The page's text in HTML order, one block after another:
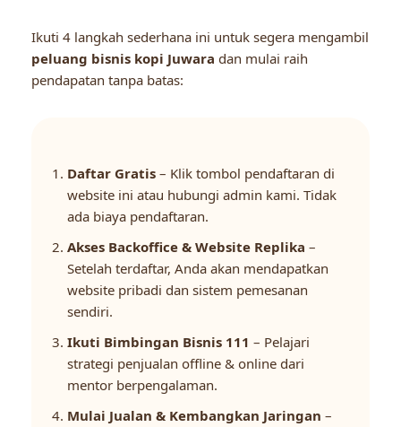
Ikuti 4 langkah sederhana ini untuk segera mengambil
peluang bisnis kopi Juwara dan mulai raih
pendapatan tanpa batas:
Daftar Gratis – Klik tombol pendaftaran di
website ini atau hubungi admin kami. Tidak
ada biaya pendaftaran.
Akses Backoffice & Website Replika –
Setelah terdaftar, Anda akan mendapatkan
website pribadi dan sistem pemesanan
sendiri.
Ikuti Bimbingan Bisnis 111 – Pelajari
strategi penjualan offline & online dari
mentor berpengalaman.
Mulai Jualan & Kembangkan Jaringan –